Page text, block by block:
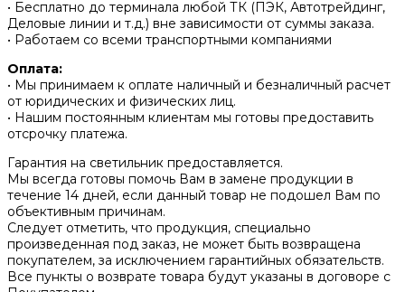
• Бесплатно до терминала любой ТК (ПЭК, Автотрейдинг,
Деловые линии и т.д.) вне зависимости от суммы заказа.
• Работаем со всеми транспортными компаниями
Оплата:
• Мы принимаем к оплате наличный и безналичный расчет
от юридических и физических лиц.
• Нашим постоянным клиентам мы готовы предоставить
отсрочку платежа.
Гарантия на светильник предоставляется.
Мы всегда готовы помочь Вам в замене продукции в
течение 14 дней, если данный товар не подошел Вам по
объективным причинам.
Следует отметить, что продукция, специально
произведенная под заказ, не может быть возвращена
покупателем, за исключением гарантийных обязательств.
Все пункты о возврате товара будут указаны в договоре с